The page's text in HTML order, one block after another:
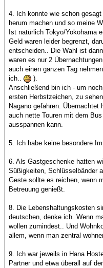
4. Ich konnte wie schon
herum machen und so meine
Ist natürlich Tokyo/Yokohama
Geld waren leider begrenzt,
entscheiden.. Die Wahl ist
waren es nur 2
auch einen ganzen Tag
ich..
).
Anschließend bin ich - um
ersten Herbstzeichen, zu
Nagano gefahren.
auch nette Touren mit dem
ausspannen kann.
5. Ich habe keine besondere
6. Als Gastgeschenke hatten
Süßigkeiten, Schlüsselbänder
Geste sollte es reichen, wenn
Betreuung genießt.
8. Die Lebenshaltungskosten
deutschen, denke ich. Wenn
wollen zumindest.. Und
allem, wenn man zentral
9. Ich war jeweils in Hana
Partner und etwa überall auf